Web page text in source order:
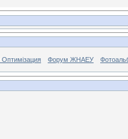
Оптимізация Форум ЖНАЕУ